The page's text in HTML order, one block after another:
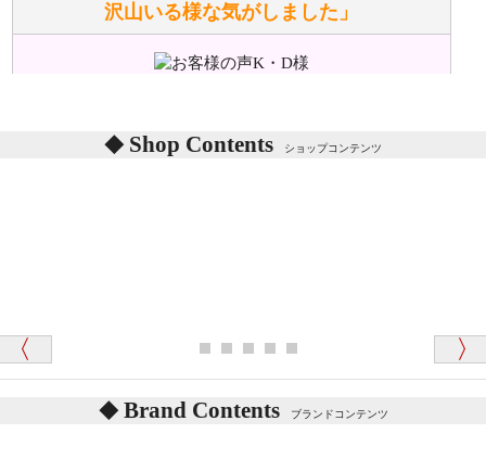
ぬいぐるみの耳に付いているボタンやタグに、何か意
味などがありますか？
詳しくはこちらをご覧ください。
体をねかせたりおこしたりすると「グーグー」と鳴く
記載しておりますので、ぜひ探してみてください。
沢山いる様な気がしました」
東京都 M・K 様 （女性）
「対応はどちらも丁寧でした。値段と他の融通
「商品説明が細やかで丁寧であったことです」
Shop Contents ショップコンテンツ
Brand Contents ブランドコンテンツ